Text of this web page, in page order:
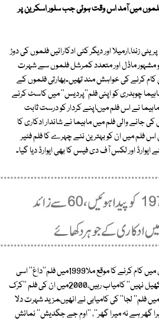
فلموں میں آمد اس وقت ہوئی جب سلور اسکرین پر
زنٹا،ارمیلا اور دیگر کئی ادکارائیں فلموں کی دوڑ
مشہور ماڈل اور متعدد کمرشل فلموں سے شہرت
کرنے کی خواہش مند تھیں۔بھارتی فلموں کے
چوہدری کو اپنی فلم''پردیس'' میں کاسٹ کرنے
نے اس فلم میںاپنے کردار کو درست ثابت
کی جانے والی فلم میں ماہیما نے شاندار ادکاری کا
فلم میں ان کو بہترین نئے چہرے کا فلم فئیر
ایوارڈ اور لکس آف دی فیس کا بھی ایوارڈ دیا گیا۔
اس فلم کے بعد ان کو متعدد فلموں میں کام کرنے کا موقع ملا1999میں فلم''داغ'' اسی
سال ان کی ایک اور فلم'' پیار کوئی کھیل نہیں'' کامیاب رہیں،2000میں ان کی فلم ''کرک
شتر'' ریلیز کی گئیں جب کہ2001میں فلم'' لجا'' کی کامیابی نے انھیںمزید شہرت دلا
گھر ہے نہ میرا گھر''، ''اوم جے جگدیش'' نمائش